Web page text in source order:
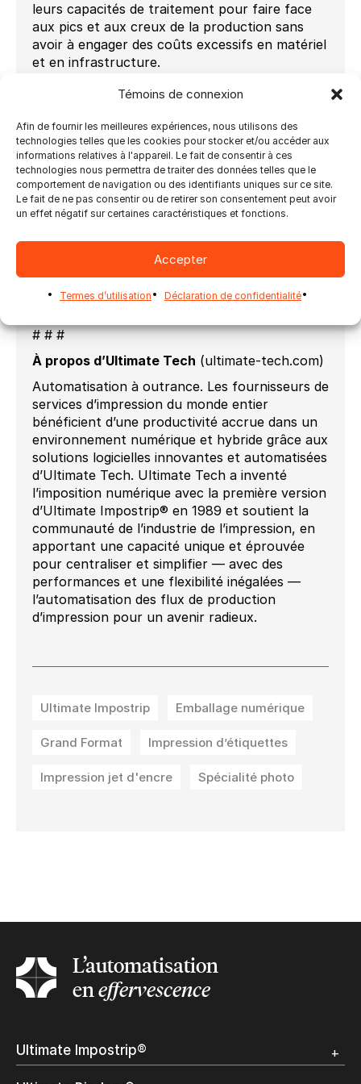
Témoins de connexion
Afin de fournir les meilleures expériences, nous utilisons des
technologies telles que les cookies pour stocker et/ou accéder aux
informations relatives à l'appareil. Le fait de consentir à ces
technologies nous permettra de traiter des données telles que le
comportement de navigation ou des identifiants uniques sur ce site.
Le fait de ne pas consentir ou de retirer son consentement peut avoir
un effet négatif sur certaines caractéristiques et fonctions.
Accepter
Termes d’utilisation Déclaration de confidentialité
leurs capacités de traitement pour faire face
aux pics et aux creux de la production sans
avoir à engager des coûts excessifs en matériel
et en infrastructure.
Le Docker Container est disponible pour les
Linux, et peut être utilisé localement ou
hébergé sur Amazon AWS, Microsoft Azure ou
d’autres plateformes. Il offre un déploiement
facile pour les équipes DevOps et une
intégration facile avec l’API REST disponible.
La solution sera présentée pour la première
fois à la Drupa de Düsseldorf à partir du 28
mai, et les visiteurs du stand Ultimate Tech
dans le hall 8b stand A31 auront l’occasion de
discuter et de visualiser la technologie avec
# # #
À propos d’Ultimate Tech (ultimate-tech.com)
Automatisation à outrance. Les fournisseurs de
services d’impression du monde entier
bénéficient d’une productivité accrue dans un
environnement numérique et hybride grâce aux
solutions logicielles innovantes et automatisées
d’Ultimate Tech. Ultimate Tech a inventé
l’imposition numérique avec la première version
d’Ultimate Impostrip® en 1989 et soutient la
communauté de l’industrie de l’impression, en
apportant une capacité unique et éprouvée
pour centraliser et simplifier — avec des
performances et une flexibilité inégalées —
l’automatisation des flux de production
d’impression pour un avenir radieux.
Ultimate Impostrip Emballage numérique
Grand Format Impression d’étiquettes
Impression jet d'encre Spécialité photo
L’automatisation
eneffervescence
Ultimate Impostrip®